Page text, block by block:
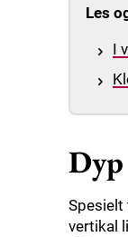
Les
I
Spesielt
vertikal